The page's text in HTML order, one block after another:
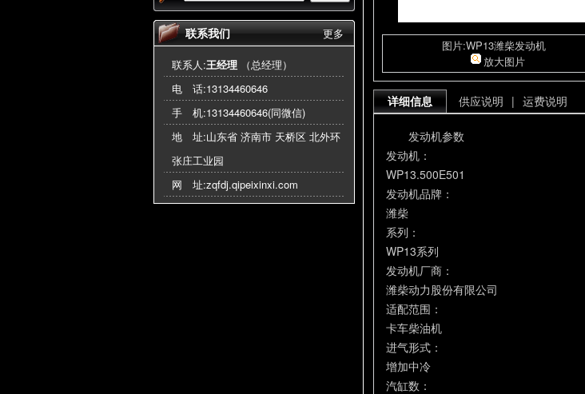
更多
联系我们
联系人:王经理 （总经理）
电 话:13134460646
手 机:13134460646(同微信)
地 址:山东省 济南市 天桥区 北外环
张庄工业园
网 址:zqfdj.qipeixinxi.com
图片:WP13潍柴发动机
放大图片
详细信息 供应说明 | 运费说明
发动机参数
发动机：
WP13.500E501
发动机品牌：
潍柴
系列：
WP13系列
发动机厂商：
潍柴动力股份有限公司
适配范围：
卡车柴油机
进气形式：
增加中冷
汽缸数：